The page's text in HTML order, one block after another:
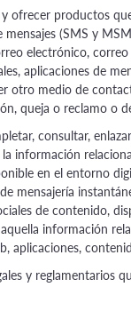
ofrecer productos
mensajes (SMS y
electrónico,
aplicaciones de
otro medio de
queja o reclamo o
consultar,
información
en el entorno
mensajería
de contenido,
información
aplicaciones,
y reglamentarios